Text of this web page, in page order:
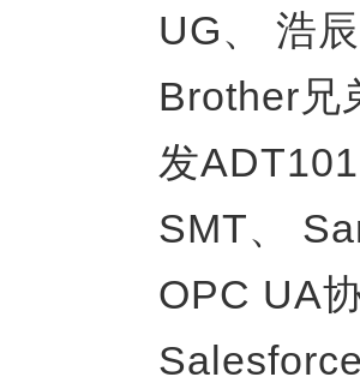
UG、
浩
Brother兄
发
SMT、
OPC UA